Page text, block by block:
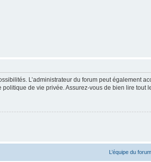
L’administrateur du forum peut également
de vie privée. Assurez-vous de bien lire tout
L’équipe du forum